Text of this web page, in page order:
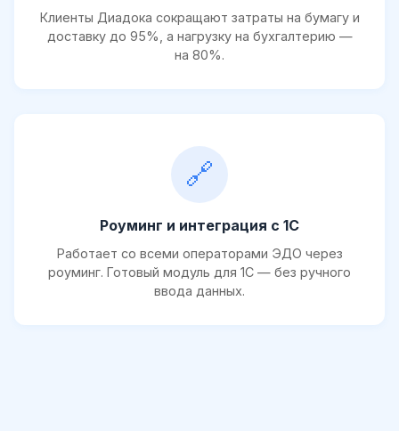
Клиенты Диадока сокращают затраты на бумагу и
доставку до 95%, а нагрузку на бухгалтерию —
на 80%.
🔗
Роуминг и интеграция с 1С
Работает со всеми операторами ЭДО через
роуминг. Готовый модуль для 1С — без ручного
ввода данных.